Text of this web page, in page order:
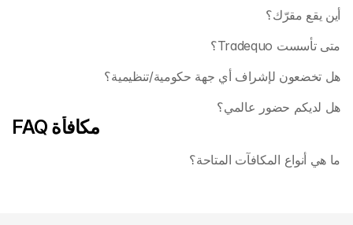
أين يقع مقرّك؟
متى تأسست Tradequo؟
هل تخضعون لإشراف أي جهة حكومية/تنظيمية؟
هل لديكم حضور عالمي؟
FAQ مكافأة
ما هي أنواع المكافآت المتاحة؟